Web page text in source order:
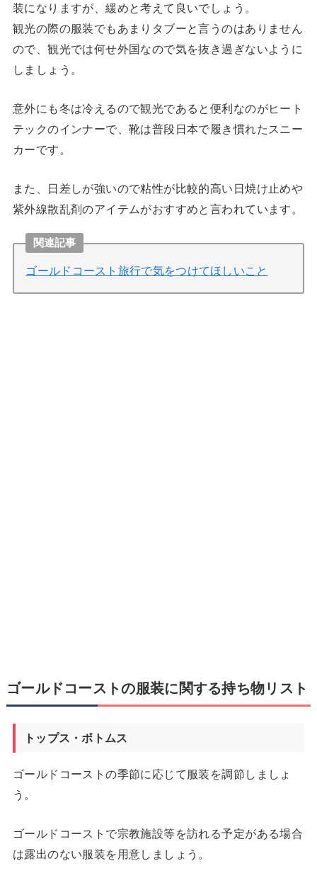
装になりますが、緩めと考えて良いでしょう。
観光の際の服装でもあまりタブーと言うのはありません
ので、観光では何せ外国なので気を抜き過ぎないように
しましょう。
意外にも冬は冷えるので観光であると便利なのがヒート
テックのインナーで、靴は普段日本で履き慣れたスニー
カーです。
また、日差しが強いので粘性が比較的高い日焼け止めや
紫外線散乱剤のアイテムがおすすめと言われています。
関連記事
ゴールドコースト旅行で気をつけてほしいこと
ゴールドコーストの服装に関する持ち物リスト
トップス・ボトムス
ゴールドコーストの季節に応じて服装を調節しましょ
う。
ゴールドコーストで宗教施設等を訪れる予定がある場合
は露出のない服装を用意しましょう。